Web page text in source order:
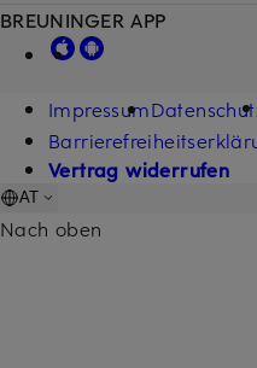
BREUNINGER APP
Impressum
Vertrag widerrufen
AT
Nach oben